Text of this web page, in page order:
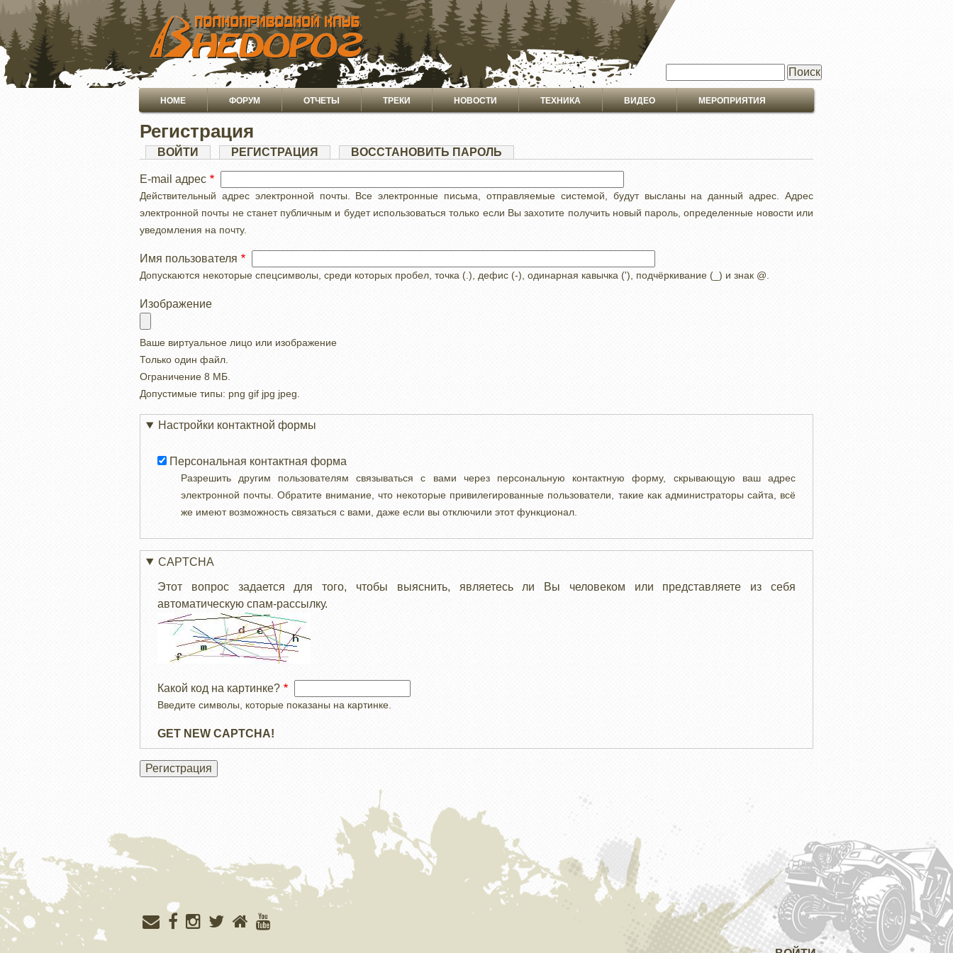
ПЕРЕЙТИ
ОСНОВНОМУ
СОДЕРЖАНИЮ
Основная
навигация
HOME ФОРУМ ОТЧЕТЫ ТРЕКИ НОВОСТИ ТЕХНИКА ВИДЕО МЕРОПРИЯТИЯ
Регистрация
Главные
вкладки
ВОЙТИ РЕГИСТРАЦИЯ
(АКТИВНАЯ
ВОССТАНОВИТЬ ПАРОЛЬ
E-mail адрес
Действительный адрес электронной почты. Все электронные письма, отправляемые системой, будут высланы на данный адрес. Адрес
электронной почты не станет публичным и будет использоваться только если Вы захотите получить новый пароль, определенные новости или
уведомления на почту.
Имя пользователя
Допускаются некоторые спецсимволы, среди которых пробел, точка (.), дефис (-), одинарная кавычка ('), подчёркивание (_) и знак @.
Изображение
Ваше виртуальное лицо или изображение
Только один файл.
Ограничение 8 МБ.
Допустимые типы: png gif jpg jpeg.
Настройки контактной формы
Персональная контактная форма
Разрешить другим пользователям связываться с вами через персональную контактную форму, скрывающую ваш адрес
электронной почты. Обратите внимание, что некоторые привилегированные пользователи, такие как администраторы сайта, всё
же имеют возможность связаться с вами, даже если вы отключили этот функционал.
CAPTCHA
Этот вопрос задается для того, чтобы выяснить, являетесь ли Вы человеком или представляете из себя
автоматическую спам-рассылку.
Какой код на картинке?
Введите символы, которые показаны на картинке.
GET NEW CAPTCHA!